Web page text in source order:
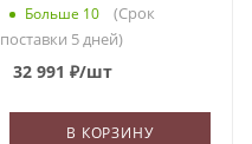
Больше 10
(Срок
поставки 5 дней)
32 991 ₽/шт
В КОРЗИНУ